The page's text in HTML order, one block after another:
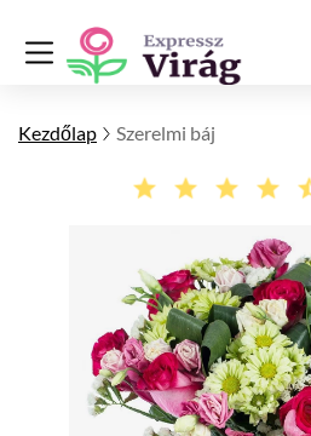
Kezdőlap Szerelmi báj